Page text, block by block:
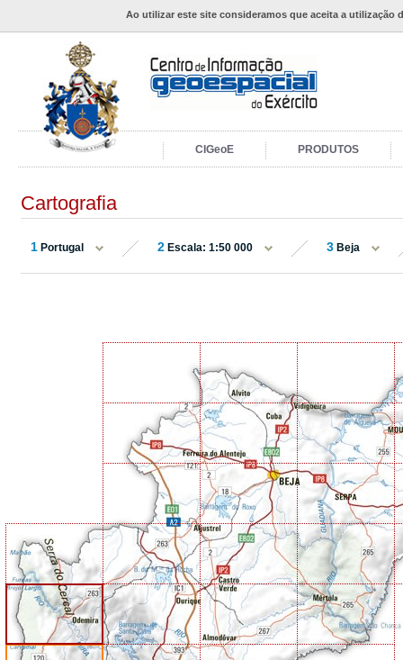
Ao utilizar este site consideramos que aceita a utilização
CIGeoE PRODUTOS
Cartografia
1 Portugal 2 Escala: 1:50 000 3 Beja